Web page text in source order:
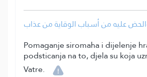
عليه من أسباب الوقاية من عذاب
Pomaganje siromaha i dijelenje
podsticanja na to, djela su koja
Vatre.